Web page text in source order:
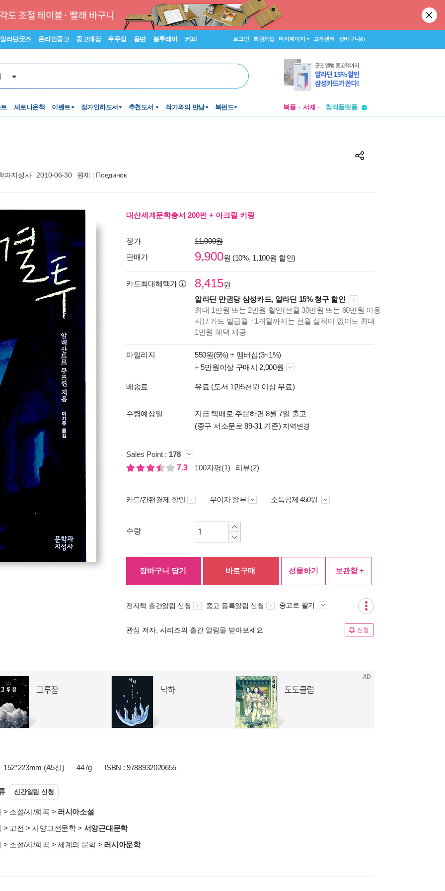
알라딘굿즈 온라인중고 중고매장 우주점 음반 블루레이 커피 로그인 회원가입 마이페이지 고객센터 장바구니(0)
새로나온책 이벤트 정가인하도서 추천도서 작가와의 만남 북펀드 북플 서재
창작플랫폼
과지성사 2010-06-30 원제 : Поединок
대산세계문학총서 200번 + 아크릴 키링
정가
11,000원
판매가
9,900원 (10%, 1,100원 할인)
카드최대혜택가 8,415원
알라딘 만권당 삼성카드, 알라딘 15% 청구 할인
최대 1만원 또는 2만원 할인(전월 30만원 또는 60만원 이용
시) / 카드 발급월 +1개월까지는 전월 실적이 없어도 최대
1만원 혜택 제공
마일리지 550원(5%) + 멤버십(3~1%)
+ 5만원이상 구매시 2,000원
배송료 유료 (도서 1만5천원 이상 무료)
수령예상일
지금 택배로 주문하면 8월 7일 출고
(중구 서소문로 89-31 기준) 지역변경
Sales Point : 178
7.3
100자평(1) 리뷰(2)
카드/간편결제 할인 무이자 할부 소득공제 450원
수량
장바구니 담기 바로구매 선물하기 보관함 +
전자책 출간알림 신청 중고 등록알림 신청 중고로 팔기
관심 저자, 시리즈의 출간 알림을 받아보세요 신청
152*223mm (A5신) 447g ISBN : 9788932020655
신간알림 신청
> 소설/시/희곡 > 러시아소설
> 고전 >서양고전문학> 서양근대문학
> 소설/시/희곡 > 세계의 문학 > 러시아문학